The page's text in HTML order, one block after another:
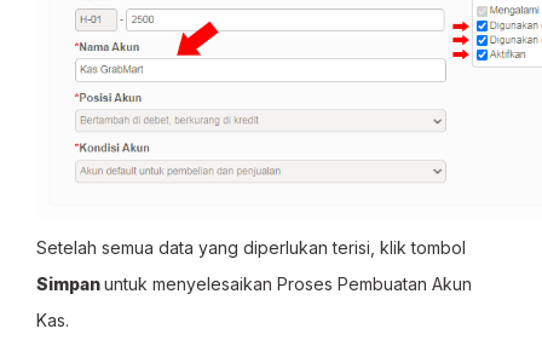
Setelah semua data yang diperlukan terisi, klik tombol
Simpanuntuk menyelesaikan Proses Pembuatan Akun
Kas.